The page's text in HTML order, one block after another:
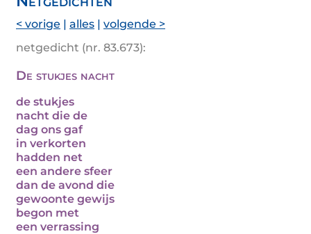
< vorige | alles | volgende >
netgedicht (nr. 83.673):
De stukjes nacht
de stukjes
nacht die de
dag ons gaf
in verkorten
hadden net
een andere sfeer
dan de avond die
gewoonte gewijs
begon met
een verrassing